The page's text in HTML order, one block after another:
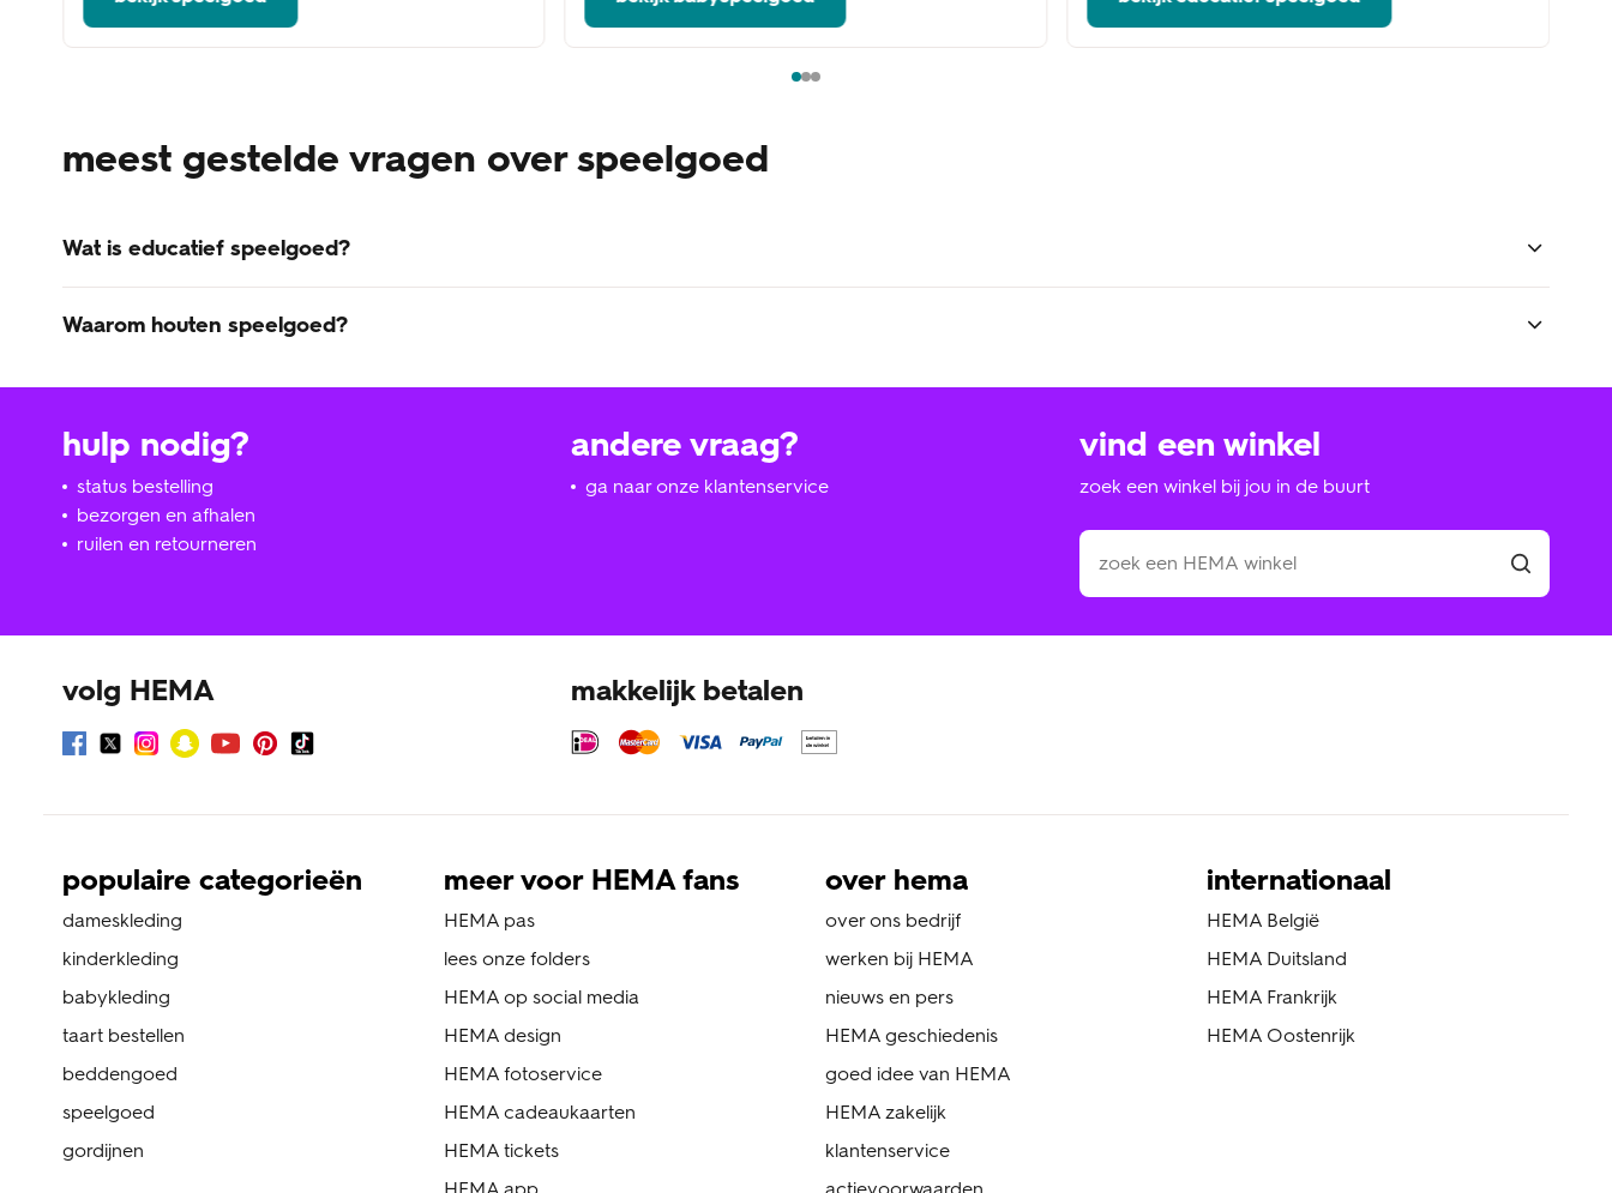
meest gestelde vragen over speelgoed
Wat is educatief speelgoed?
Educatief speelgoed is stimulerend voor een goede ontwikkeling van de hersenen, de motorische en sociaal-emotionele ontwikkeling. Maar ook bij het herkennen van taal.
Waarom houten speelgoed?
alleen je eerste kindje er volop plezier van, maar kunnen alle broertjes, zusjes, neefjes en nichtjes er later ook nog volop mee spelen.
hulp nodig?
status bestelling
bezorgen en afhalen
ruilen en retourneren
andere vraag?
ga naar onze klantenservice
vind een winkel
zoek een winkel bij jou in de buurt
volg HEMA makkelijk betalen
populaire categorieën
dameskleding
kinderkleding
babykleding
taart bestellen
beddengoed
speelgoed
gordijnen
meer voor HEMA fans
HEMA pas
lees onze folders
HEMA op social media
HEMA design
HEMA fotoservice
HEMA cadeaukaarten
HEMA tickets
over hema
over ons bedrijf
werken bij HEMA
nieuws en pers
HEMA geschiedenis
goed idee van HEMA
HEMA zakelijk
klantenservice
internationaal
HEMA België
HEMA Duitsland
HEMA Frankrijk
HEMA Oostenrijk